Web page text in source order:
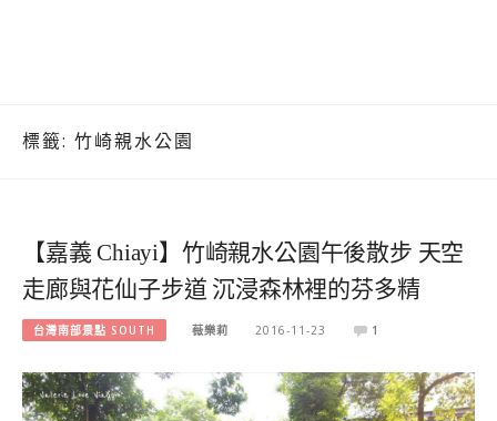
標籤: 竹崎親水公園
【嘉義 Chiayi】竹崎親水公園午後散步 天空
走廊與花仙子步道 沉浸森林裡的芬多精
台灣南部景點 SOUTH 薇樂莉 2016-11-23 1